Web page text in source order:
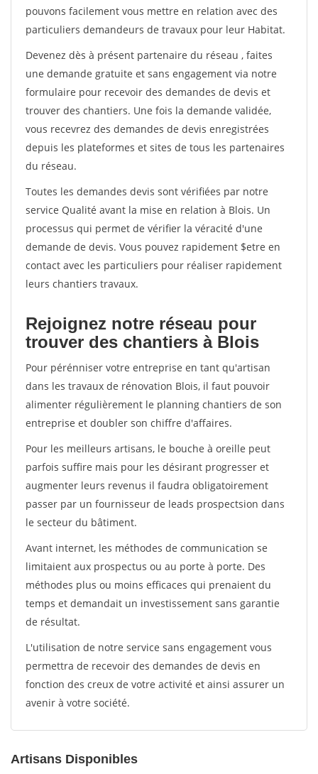
pouvons facilement vous mettre en relation avec des
particuliers demandeurs de travaux pour leur Habitat.
Devenez dès à présent partenaire du réseau , faites
une demande gratuite et sans engagement via notre
formulaire pour recevoir des demandes de devis et
trouver des chantiers. Une fois la demande validée,
vous recevrez des demandes de devis enregistrées
depuis les plateformes et sites de tous les partenaires
du réseau.
Toutes les demandes devis sont vérifiées par notre
service Qualité avant la mise en relation à Blois. Un
processus qui permet de vérifier la véracité d'une
demande de devis. Vous pouvez rapidement $etre en
contact avec les particuliers pour réaliser rapidement
leurs chantiers travaux.
Rejoignez notre réseau pour
trouver des chantiers à Blois
Pour pérénniser votre entreprise en tant qu'artisan
dans les travaux de rénovation Blois, il faut pouvoir
alimenter régulièrement le planning chantiers de son
entreprise et doubler son chiffre d'affaires.
Pour les meilleurs artisans, le bouche à oreille peut
parfois suffire mais pour les désirant progresser et
augmenter leurs revenus il faudra obligatoirement
passer par un fournisseur de leads prospectsion dans
le secteur du bâtiment.
Avant internet, les méthodes de communication se
limitaient aux prospectus ou au porte à porte. Des
méthodes plus ou moins efficaces qui prenaient du
temps et demandait un investissement sans garantie
de résultat.
L'utilisation de notre service sans engagement vous
permettra de recevoir des demandes de devis en
fonction des creux de votre activité et ainsi assurer un
avenir à votre société.
Artisans Disponibles